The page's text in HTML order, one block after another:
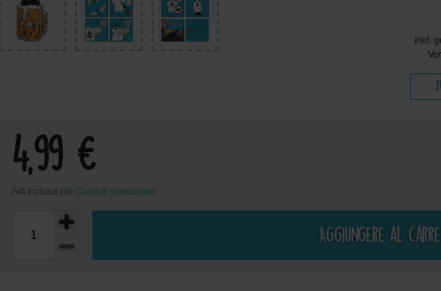
4,99 €
inkl. ges. MwSt. zzgl.
4,99 €
inkl. ges. MwSt. zzgl.
inkl.
4,99 €
IVA inclusa più Costi di spedizione
Aggiungere al